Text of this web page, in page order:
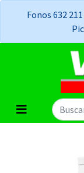
Fonos 632